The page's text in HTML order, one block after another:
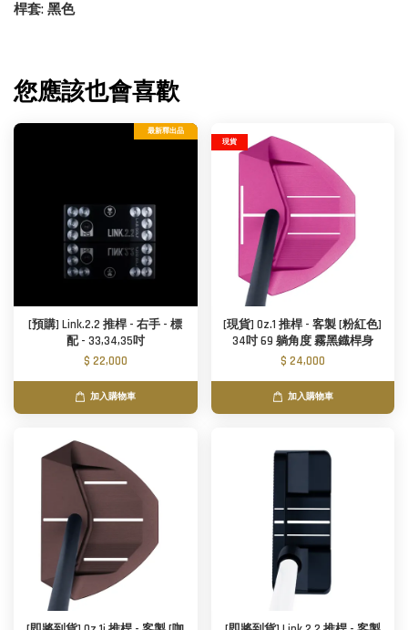
桿套: 黑色
您應該也會喜歡
最新釋出品
[預購] Link.2.2 推桿 - 右手 - 標
配 - 33,34,35吋
$ 22,000
加入購物車
現貨
[現貨] Oz.1 推桿 - 客製 [粉紅色]
34吋 69 躺角度 霧黑鐡桿身
$ 24,000
加入購物車